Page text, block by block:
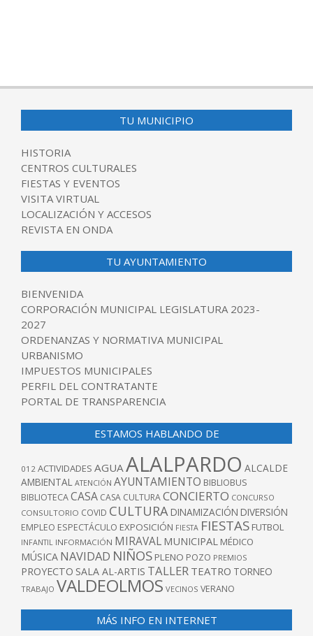
TU MUNICIPIO
HISTORIA
CENTROS CULTURALES
FIESTAS Y EVENTOS
VISITA VIRTUAL
LOCALIZACIÓN Y ACCESOS
REVISTA EN ONDA
TU AYUNTAMIENTO
BIENVENIDA
CORPORACIÓN MUNICIPAL LEGISLATURA 2023-
2027
ORDENANZAS Y NORMATIVA MUNICIPAL
URBANISMO
IMPUESTOS MUNICIPALES
PERFIL DEL CONTRATANTE
PORTAL DE TRANSPARENCIA
ESTAMOS HABLANDO DE
012 ACTIVIDADES AGUA ALALPARDO ALCALDE
AMBIENTAL ATENCIÓN AYUNTAMIENTO BIBLIOBUS
BIBLIOTECACASA CASA CULTURACONCIERTO CONCURSO
CONSULTORIO COVID CULTURA DINAMIZACIÓN DIVERSIÓN
EMPLEO ESPECTÁCULO EXPOSICIÓN FIESTA FIESTAS FUTBOL
INFANTIL INFORMACIÓN MIRAVAL MUNICIPAL MÉDICO
MÚSICA NAVIDAD NIÑOS PLENO POZO PREMIOS
PROYECTO SALA AL-ARTIS TALLER TEATRO TORNEO
TRABAJO VALDEOLMOS VECINOS VERANO
MÁS INFO EN INTERNET